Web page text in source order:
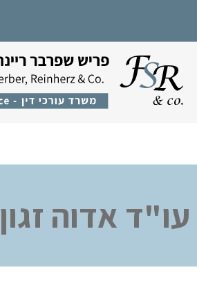
עו"ד אדוה זגון